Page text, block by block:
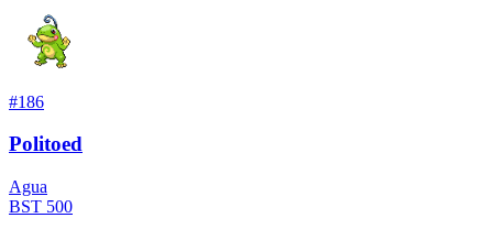
#186
Politoed
Agua
BST 500